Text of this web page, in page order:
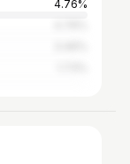
4.76%